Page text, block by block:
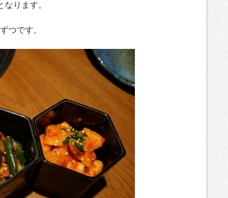
ります。
つです。